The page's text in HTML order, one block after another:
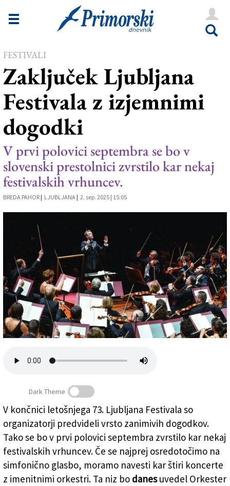
Novice
Goriška
Kultura
Šport
Še
Vreme
V Kioskih
Zadruga PD
Naročnine
FESTIVALI
Zaključek Ljubljana
Festivala z izjemnimi
dogodki
V prvi polovici septembra se bo v
slovenski prestolnici zvrstilo kar nekaj
festivalskih vrhuncev.
BREDA PAHOR | LJUBLJANA | 2. sep. 2025 | 15:05
Orkester nacionalne akademije sv. Cecilije v Rimu
Dark Theme
V končnici letošnjega 73. Ljubljana Festivala so
organizatorji predvideli vrsto zanimivih dogodkov.
Tako se bo v prvi polovici septembra zvrstilo kar nekaj
festivalskih vrhuncev. Če se najprej osredotočimo na
simfonično glasbo, moramo navesti kar štiri koncerte
z imenitnimi orkestri. Ta niz bo danesuvedel Orkester